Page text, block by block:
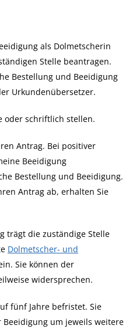
als Dolmetscherin
Stelle beantragen.
Bestellung und Beeidigung
Urkundenübersetzer.
oder schriftlich stellen.
Antrag. Bei positiver
Beeidigung
Bestellung und Beeidigung.
Antrag ab, erhalten Sie
trägt die zuständige Stelle
Dolmetscher- und
Sie können der
widersprechen.
fünf Jahre befristet. Sie
um jeweils weitere